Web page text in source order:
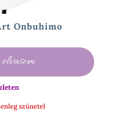
Onbuhimo
szünetel